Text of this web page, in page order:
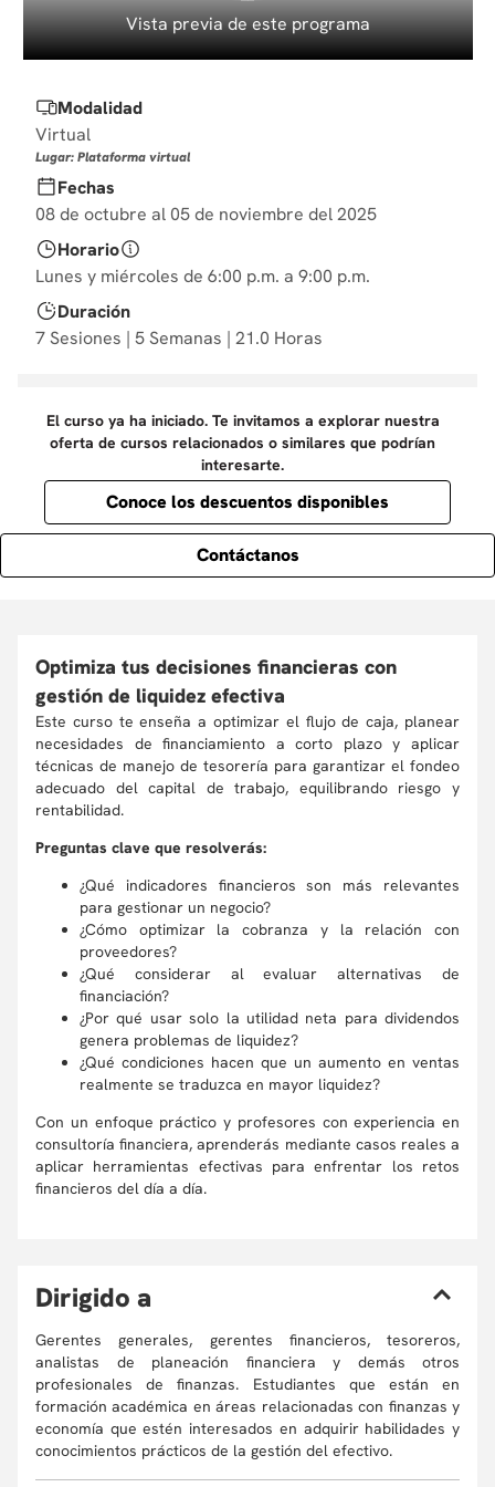
10. diseño Vista previa de este programa
Modalidad
Virtual
Lugar: Plataforma virtual
Fechas
08 de octubre al 05 de noviembre del 2025
Horario
Lunes y miércoles de 6:00 p.m. a 9:00 p.m.
Duración
7 Sesiones | 5 Semanas | 21.0 Horas
El curso ya ha iniciado. Te invitamos a explorar nuestra
oferta de cursos relacionados o similares que podrían
interesarte.
Conoce los descuentos disponibles
Contáctanos
Optimiza tus decisiones financieras con
gestión de liquidez efectiva
Este curso te enseña a optimizar el flujo de caja, planear
necesidades de financiamiento a corto plazo y aplicar
técnicas de manejo de tesorería para garantizar el fondeo
adecuado del capital de trabajo, equilibrando riesgo y
rentabilidad.
Preguntas clave que resolverás:
¿Qué indicadores financieros son más relevantes
para gestionar un negocio?
¿Cómo optimizar la cobranza y la relación con
proveedores?
¿Qué considerar al evaluar alternativas de
financiación?
¿Por qué usar solo la utilidad neta para dividendos
genera problemas de liquidez?
¿Qué condiciones hacen que un aumento en ventas
realmente se traduzca en mayor liquidez?
Con un enfoque práctico y profesores con experiencia en
consultoría financiera, aprenderás mediante casos reales a
aplicar herramientas efectivas para enfrentar los retos
financieros del día a día.
Dirigido a
Gerentes generales, gerentes financieros, tesoreros,
analistas de planeación financiera y demás otros
profesionales de finanzas. Estudiantes que están en
formación académica en áreas relacionadas con finanzas y
economía que estén interesados en adquirir habilidades y
conocimientos prácticos de la gestión del efectivo.